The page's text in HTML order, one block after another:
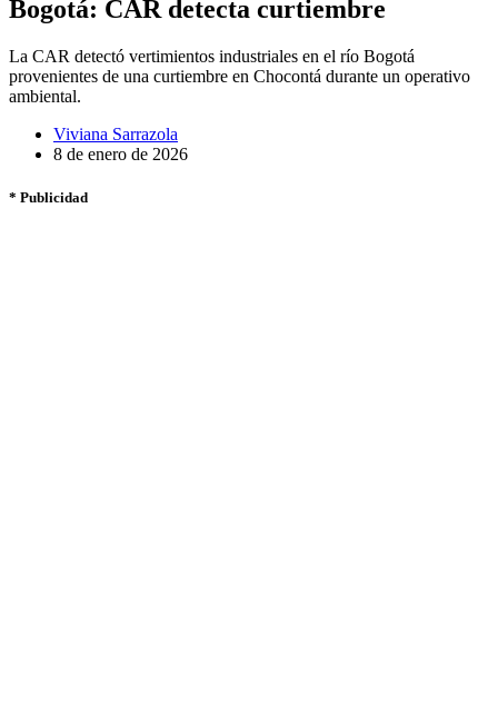
Bogotá: CAR detecta curtiembre
La CAR detectó vertimientos industriales en el río Bogotá
provenientes de una curtiembre en Chocontá durante un operativo
ambiental.
Viviana Sarrazola
8 de enero de 2026
* Publicidad